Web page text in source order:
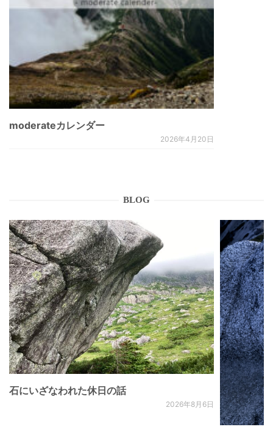
moderateカレンダー
2026年4月20日
BLOG
石にいざなわれた休日の話
2026年8月6日